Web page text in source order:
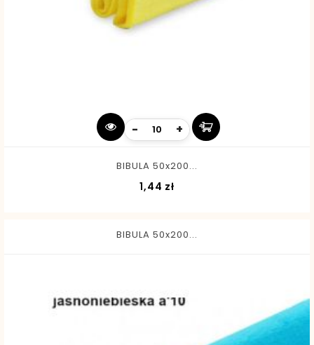
- +
BIBULA 50x200...
1,44 zł
BIBULA 50x200...